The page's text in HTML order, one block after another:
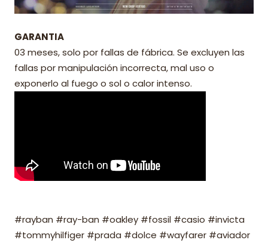
GARANTIA
03 meses, solo por fallas de fábrica. Se excluyen las
fallas por manipulación incorrecta, mal uso o
exponerlo al fuego o sol o calor intenso.
#rayban #ray-ban #oakley #fossil #casio #invicta
#tommyhilfiger #prada #dolce #wayfarer #aviador